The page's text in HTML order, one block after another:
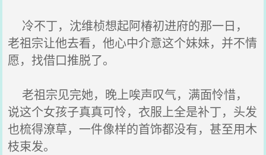
冷不丁，沈维桢想起阿椿初进府的那一日，
老祖宗让他去看，他心中介意这个妹妹，并不情
愿，找借口推脱了。
老祖宗见完她，晚上唉声叹气，满面怜惜，
说这个女孩子真真可怜，衣服上全是补丁，头发
也梳得潦草，一件像样的首饰都没有，甚至用木
枝束发。